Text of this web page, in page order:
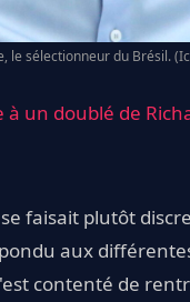
le sélectionneur du Brésil.
à un doublé de
se faisait plutôt
aux
contenté de